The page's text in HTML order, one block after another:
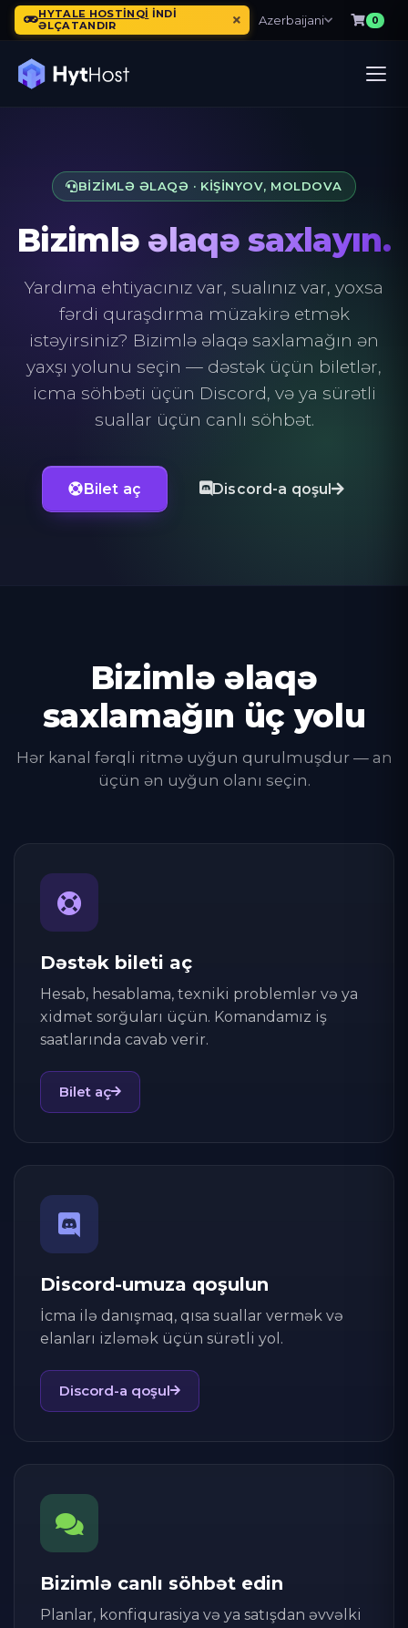
HYTALE HOSTINQI INDI
ƏLÇATANDIR
Azerbaijani 0
BIZIMLƏ ƏLAQƏ · KIŞINYOV, MOLDOVA
Bizimlə əlaqə saxlayın.
Yardıma ehtiyacınız var, sualınız var, yoxsa
fərdi quraşdırma müzakirə etmək
istəyirsiniz? Bizimlə əlaqə saxlamağın ən
yaxşı yolunu seçin — dəstək üçün biletlər,
icma söhbəti üçün Discord, və ya sürətli
suallar üçün canlı söhbət.
Bilet aç Discord-a qoşul
Bizimlə əlaqə
saxlamağın üç yolu
Hər kanal fərqli ritmə uyğun qurulmuşdur — an
üçün ən uyğun olanı seçin.
Dəstək bileti aç
Hesab, hesablama, texniki problemlər və ya
xidmət sorğuları üçün. Komandamız iş
saatlarında cavab verir.
Bilet aç
Discord-umuza qoşulun
İcma ilə danışmaq, qısa suallar vermək və
elanları izləmək üçün sürətli yol.
Discord-a qoşul
Bizimlə canlı söhbət edin
Planlar, konfiqurasiya və ya satışdan əvvəlki